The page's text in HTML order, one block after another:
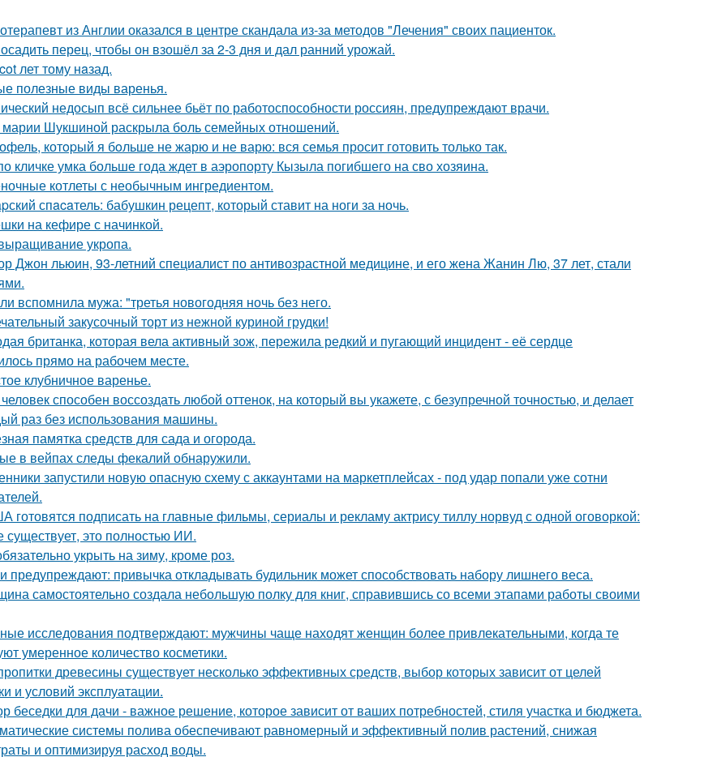
из Англии оказался в центре скандала из-за методов "Лечения" своих пациенток.
перец, чтобы он взошёл за 2-3 дня и дал ранний урожай.
лет тому нaзад.
полезные виды варенья.
недосып всё сильнее бьёт по работоспособности россиян, предупреждают врачи.
Шукшиной раскрыла боль семейных отношений.
котopый я бoльше не жарю и не варю: вся семья просит готовить только так.
кличке умка больше года ждет в аэропорту Кызыла погибшего на сво хозяина.
котлеты с необычным ингредиентом.
спacaтель: бабушкин рецепт, который ставит на ноги за ночь.
на кефире с начинкой.
укропа.
Джон льюин, 93-летний специалист по антивозрастной медицине, и его жена Жанин Лю, 37 лет, стали
вспомнила мужа: "третья новогодняя ночь без него.
закусочный торт из нежной куриной грудки!
британка, которая вела активный зож, пережила редкий и пугающий инцидент - её сердце
прямо на рабочем месте.
клубничное варенье.
способен воссоздать любой оттенок, на который вы укажете, с безупречной точностью, и делает
раз без использования машины.
памятка средств для сада и огорода.
в вейпах следы фекалий обнаружили.
запустили новую опасную схему с аккаунтами на маркетплейсах - под удар попали уже сотни
готовятся подписать на главные фильмы, сериалы и рекламу актрису тиллу норвуд с одной оговоркой:
существует, это полностью ИИ.
укрыть на зиму, кроме роз.
предупреждают: привычка откладывать будильник может способствовать набору лишнего веса.
самостоятельно создала небольшую полку для книг, справившись со всеми этапами работы своими
исследования подтверждают: мужчины чаще находят женщин более привлекательными, когда те
умеренное количество косметики.
древесины существует несколько эффективных средств, выбор которых зависит от целей
и условий эксплуатации.
беседки для дачи - важное решение, которое зависит от ваших потребностей, стиля участка и бюджета.
системы полива обеспечивают равномерный и эффективный полив растений, снижая
и оптимизируя расход воды.